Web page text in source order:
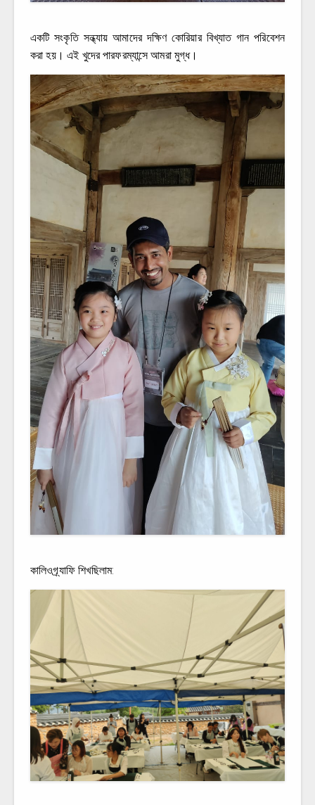
একটি সংকৃতি সন্ধ্যায় আমাদের দক্ষিণ কোরিয়ার বিখ্যাত গান পরিবেশন
করা হয়। এই খুদের পারফরম্যান্সে আমরা মুগ্ধ।
কালিওগ্র্যাফি শিখছিলাম: